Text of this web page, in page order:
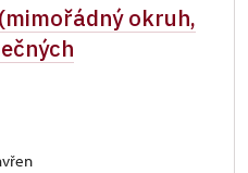
okruh,